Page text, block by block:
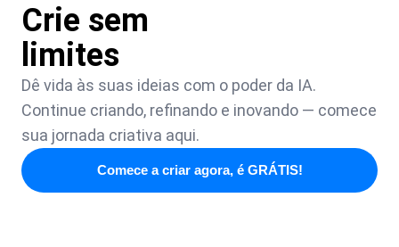
Crie sem
limites
Dê vida às suas ideias com o poder da IA.
Continue criando, refinando e inovando — comece
sua jornada criativa aqui.
Comece a criar agora, é GRÁTIS!